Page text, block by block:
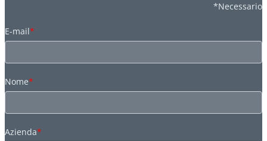
*Necessario
E-mail*
Nome*
Azienda*